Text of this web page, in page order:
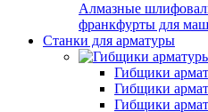
Алмазные
франкфурты для
Станки для арматуры
Гибщики
Гибщики
Гибщики